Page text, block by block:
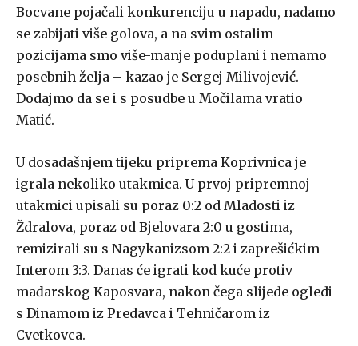
Bocvane pojačali konkurenciju u napadu, nadamo
se zabijati više golova, a na svim ostalim
pozicijama smo više-manje poduplani i nemamo
posebnih želja – kazao je Sergej Milivojević.
Dodajmo da se i s posudbe u Močilama vratio
Matić.
U dosadašnjem tijeku priprema Koprivnica je
igrala nekoliko utakmica. U prvoj pripremnoj
utakmici upisali su poraz 0:2 od Mladosti iz
Ždralova, poraz od Bjelovara 2:0 u gostima,
remizirali su s Nagykanizsom 2:2 i zaprešićkim
Interom 3:3. Danas će igrati kod kuće protiv
mađarskog Kaposvara, nakon čega slijede ogledi
s Dinamom iz Predavca i Tehničarom iz
Cvetkovca.